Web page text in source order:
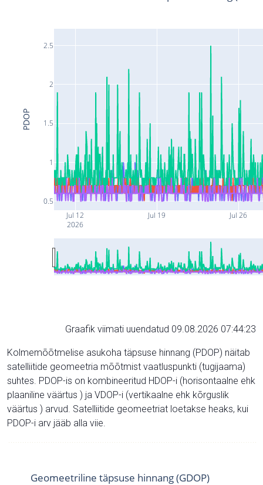
Jul 12
2026
Jul 19 Jul 26
0.5
1
1.5
2
2.5
PDOP
Graafik viimati uuendatud 09.08.2026 07:44:23
Kolmemõõtmelise asukoha täpsuse hinnang (PDOP) näitab
satelliitide geomeetria mõõtmist vaatluspunkti (tugijaama)
suhtes. PDOP-is on kombineeritud HDOP-i (horisontaalne ehk
plaaniline väärtus ) ja VDOP-i (vertikaalne ehk kõrguslik
väärtus ) arvud. Satelliitide geomeetriat loetakse heaks, kui
PDOP-i arv jääb alla viie.
Geomeetriline täpsuse hinnang (GDOP)